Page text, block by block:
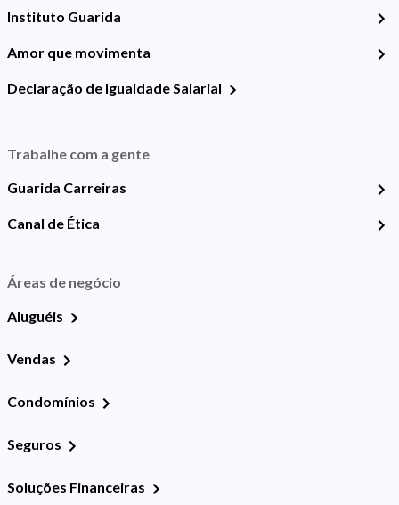
Instituto Guarida
Amor que movimenta
Declaração de Igualdade Salarial
Trabalhe com a gente
Guarida Carreiras
Canal de Ética
Áreas de negócio
Aluguéis
Vendas
Condomínios
Seguros
Soluções Financeiras